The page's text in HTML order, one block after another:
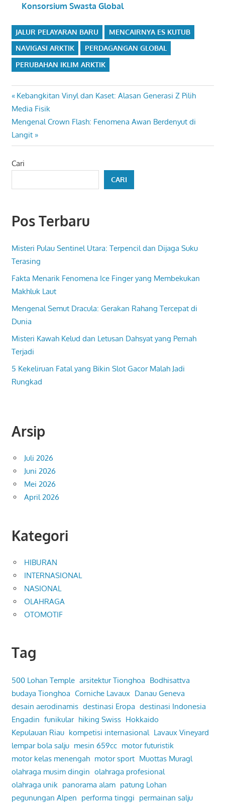
Konsorsium Swasta Global
JALUR PELAYARAN BARU
MENCAIRNYA ES KUTUB
NAVIGASI ARKTIK
PERDAGANGAN GLOBAL
PERUBAHAN IKLIM ARKTIK
Navigasi
pos
Previous
Post:
Kebangkitan Vinyl dan Kaset: Alasan Generasi Z Pilih
Media Fisik
Next
Post:
Mengenal Crown Flash: Fenomena Awan Berdenyut di
Langit
Cari
CARI
Pos Terbaru
Misteri Pulau Sentinel Utara: Terpencil dan Dijaga Suku
Terasing
Fakta Menarik Fenomena Ice Finger yang Membekukan
Makhluk Laut
Mengenal Semut Dracula: Gerakan Rahang Tercepat di
Dunia
Misteri Kawah Kelud dan Letusan Dahsyat yang Pernah
Terjadi
5 Kekeliruan Fatal yang Bikin Slot Gacor Malah Jadi
Rungkad
Arsip
Juli 2026
Juni 2026
Mei 2026
April 2026
Kategori
HIBURAN
INTERNASIONAL
NASIONAL
OLAHRAGA
OTOMOTIF
Tag
500 Lohan Temple arsitektur Tionghoa Bodhisattva
budaya Tionghoa Corniche Lavaux Danau Geneva
desain aerodinamis destinasi Eropa destinasi Indonesia
Engadin funikular hiking Swiss Hokkaido
Kepulauan Riau kompetisi internasional Lavaux Vineyard
lempar bola salju mesin 659cc motor futuristik
motor kelas menengah motor sport Muottas Muragl
olahraga musim dingin olahraga profesional
olahraga unik panorama alam patung Lohan
pegunungan Alpen performa tinggi permainan salju